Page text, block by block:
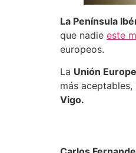
La Península
que nadie este
europeos.
La Unión
más
Vigo.